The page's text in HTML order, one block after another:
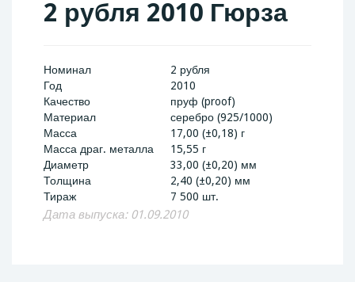
2 рубля 2010 Гюрза
Номинал
2 рубля
Год
2010
Качество
пруф (proof)
Материал
серебро (925/1000)
Масса
17,00 (±0,18) г
Масса драг. металла
15,55 г
Диаметр
33,00 (±0,20) мм
Толщина
2,40 (±0,20) мм
Тираж
7 500 шт.
Дата выпуска: 01.09.2010